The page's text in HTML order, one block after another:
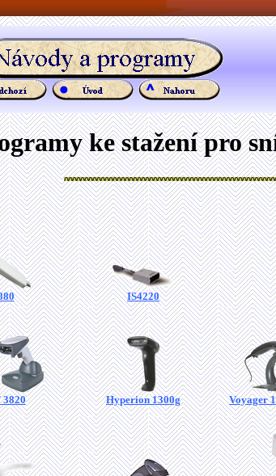
ke stažení pro
IS4220
3820 Hyperion 1300g Voyager